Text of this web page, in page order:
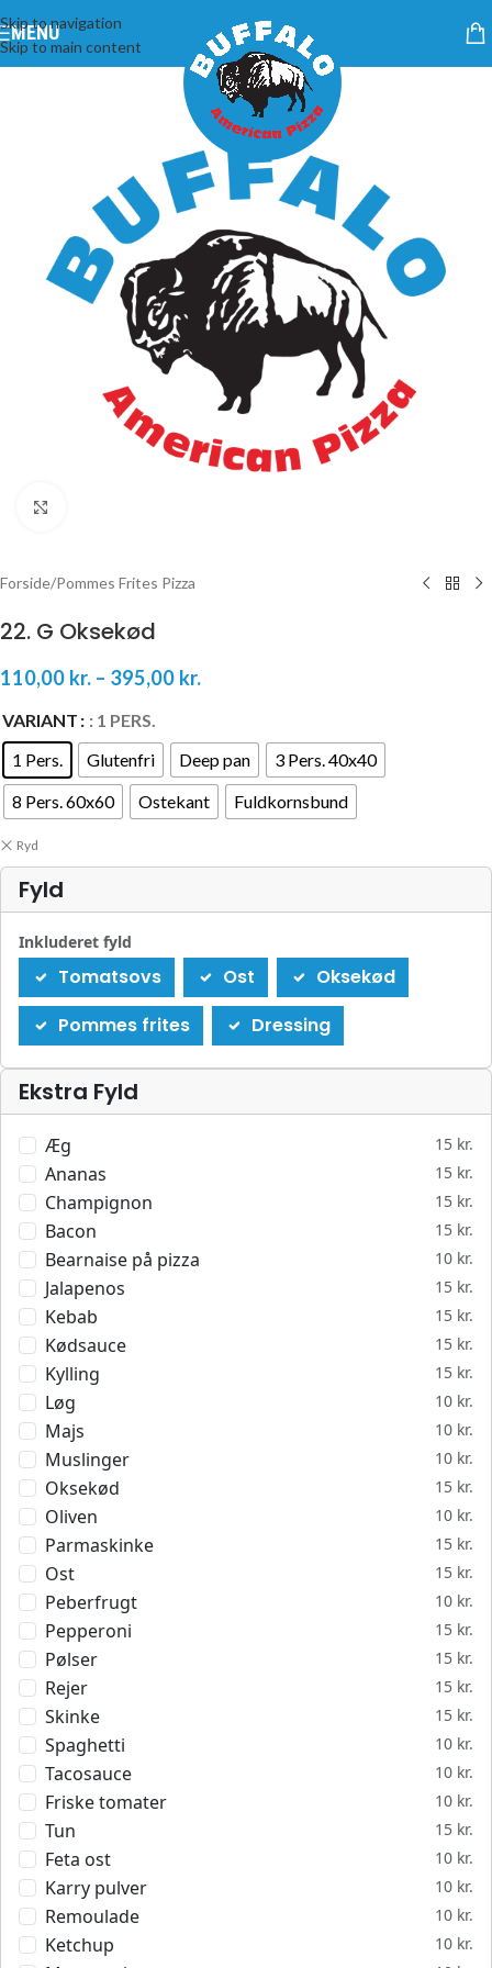
Skip to navigation
Skip to main content
MENU
Forside/Pommes Frites Pizza
22. G Oksekød
110,00 kr. – 395,00 kr.
VARIANT
: 1 PERS.
1 Pers.
Glutenfri Deep pan
3 Pers. 40x40
8 Pers. 60x60
Ostekant Fuldkornsbund
Ryd